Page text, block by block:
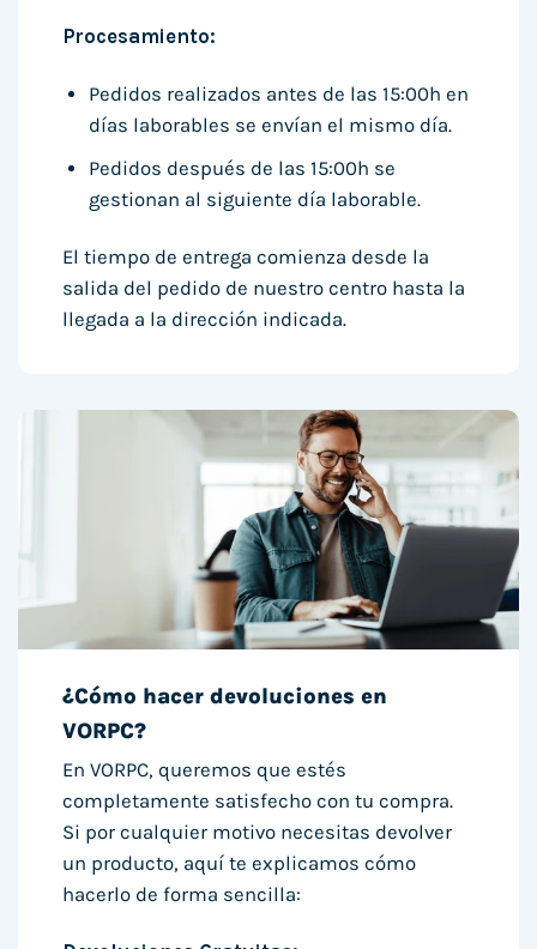
Procesamiento:
Pedidos realizados antes de las 15:00h en
días laborables se envían el mismo día.
Pedidos después de las 15:00h se
gestionan al siguiente día laborable.
El tiempo de entrega comienza desde la
salida del pedido de nuestro centro hasta la
llegada a la dirección indicada.
¿Cómo hacer devoluciones en
VORPC?
En VORPC, queremos que estés
completamente satisfecho con tu compra.
Si por cualquier motivo necesitas devolver
un producto, aquí te explicamos cómo
hacerlo de forma sencilla: